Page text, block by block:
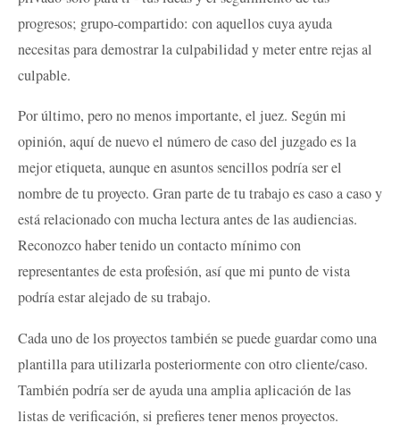
progresos; grupo-compartido: con aquellos cuya ayuda
necesitas para demostrar la culpabilidad y meter entre rejas al
culpable.
Por último, pero no menos importante, el juez. Según mi
opinión, aquí de nuevo el número de caso del juzgado es la
mejor etiqueta, aunque en asuntos sencillos podría ser el
nombre de tu proyecto. Gran parte de tu trabajo es caso a caso y
está relacionado con mucha lectura antes de las audiencias.
Reconozco haber tenido un contacto mínimo con
representantes de esta profesión, así que mi punto de vista
podría estar alejado de su trabajo.
Cada uno de los proyectos también se puede guardar como una
plantilla para utilizarla posteriormente con otro cliente/caso.
También podría ser de ayuda una amplia aplicación de las
listas de verificación, si prefieres tener menos proyectos.